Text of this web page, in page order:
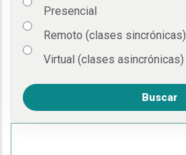
Presencial
Remoto (clases sincrónicas)
Virtual (clases asincrónicas)